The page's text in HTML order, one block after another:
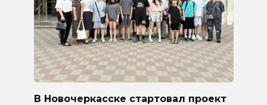
В Новочеркасске стартовал проект